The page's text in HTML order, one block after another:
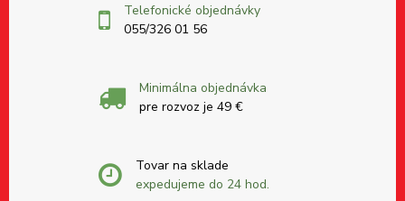
Telefonické objednávky
055/326 01 56
Minimálna objednávka
pre rozvoz je 49 €
Tovar na sklade
expedujeme do 24 hod.